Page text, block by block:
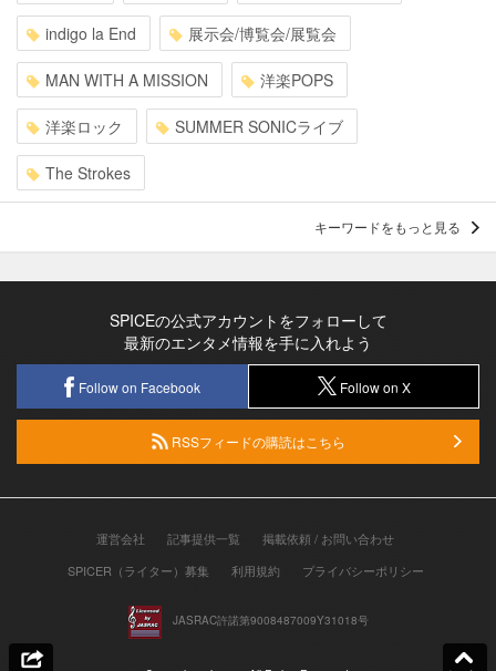
indigo la End 展示会/博覧会/展覧会
MAN WITH A MISSION 洋楽POPS
洋楽ロック SUMMER SONICライブ
The Strokes
キーワードをもっと見る
SPICEの公式アカウントをフォローして
最新のエンタメ情報を手に入れよう
Follow on Facebook Follow on X
RSSフィードの購読はこちら
運営会社 記事提供一覧
掲載依頼 / お問い合わせ
SPICER（ライター）募集
利用規約 プライバシーポリシー
JASRAC許諾第9008487009Y31018号